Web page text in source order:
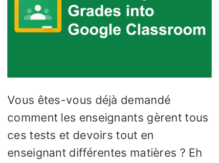
Vous êtes-vous déjà demandé
comment les enseignants gèrent tous
ces tests et devoirs tout en
enseignant différentes matières ? Eh